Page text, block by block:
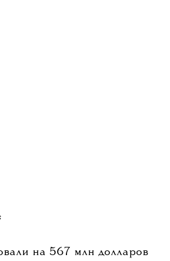
иллюзорного результата,
сделать нас
на 567 млн долларов